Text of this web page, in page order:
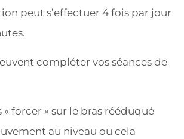
peut s’effectuer 4 fois par jour
compléter vos séances de
forcer » sur le bras rééduqué
au niveau ou cela